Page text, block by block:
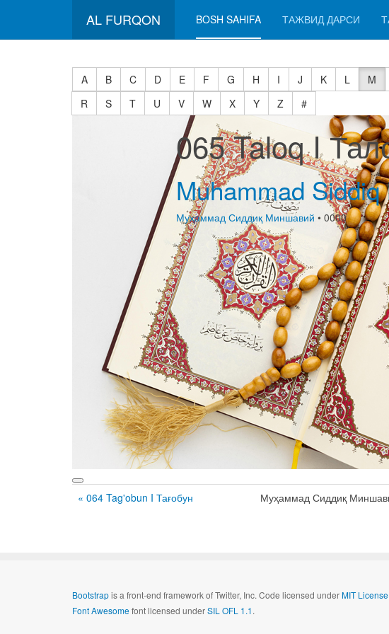
AL FURQON BOSH SAHIFA ТАЖВИД ДАРСИ
A B C D E F G H I J K L M
R
S T U V W X Y Z
#
065 Taloq I
Muhammad
Муҳаммад Сиддиқ Миншавий • 0000
« 064 Tag'obun I Тағобун Муҳаммад Сиддиқ
Bootstrapis a front-end framework of Twitter, Inc. Code licensed underMIT License.
Font Awesomefont licensed underSIL OFL 1.1.